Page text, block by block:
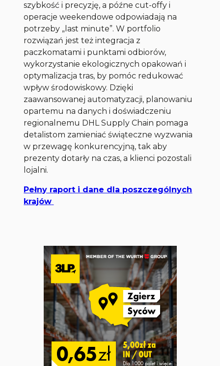
szybkość i precyzję, a późne cut-offy i
operacje weekendowe odpowiadają na
potrzeby „last minute”. W portfolio
rozwiązań jest też integracja z
paczkomatami i punktami odbiorów,
wykorzystanie ekologicznych opakowań i
optymalizacja tras, by pomóc redukować
wpływ środowiskowy. Dzięki
zaawansowanej automatyzacji, planowaniu
opartemu na danych i doświadczeniu
regionalnemu DHL Supply Chain pomaga
detalistom zamieniać świąteczne wyzwania
w przewagę konkurencyjną, tak aby
prezenty dotarły na czas, a klienci pozostali
lojalni.
Pełny raport i dane dla poszczególnych
krajów